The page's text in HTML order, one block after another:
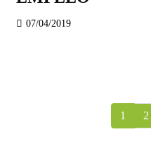
07/04/2019
1 2